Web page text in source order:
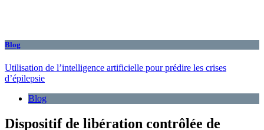
Blog
Utilisation de l’intelligence artificielle pour prédire les crises
d’épilepsie
Blog
Dispositif de libération contrôlée de